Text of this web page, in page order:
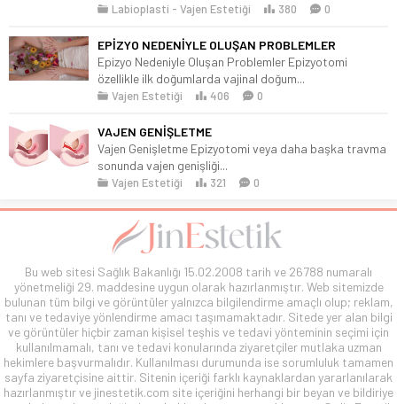
Labioplasti Vajen Estetiği 380 0
EPİZYO NEDENİYLE OLUŞAN PROBLEMLER
Epizyo Nedeniyle Oluşan Problemler Epizyotomi
özellikle ilk doğumlarda vajinal doğum...
Vajen Estetiği 406 0
VAJEN GENİŞLETME
Vajen Genişletme Epizyotomi veya daha başka travma
sonunda vajen genişliği...
Vajen Estetiği 321 0
Bu web sitesi Sağlık Bakanlığı 15.02.2008 tarih ve 26788 numaralı
yönetmeliği 29. maddesine uygun olarak hazırlanmıştır. Web sitemizde
bulunan tüm bilgi ve görüntüler yalnızca bilgilendirme amaçlı olup; reklam,
tanı ve tedaviye yönlendirme amacı taşımamaktadır. Sitede yer alan bilgi
ve görüntüler hiçbir zaman kişisel teşhis ve tedavi yönteminin seçimi için
kullanılmamalı, tanı ve tedavi konularında ziyaretçiler mutlaka uzman
hekimlere başvurmalıdır. Kullanılması durumunda ise sorumluluk tamamen
sayfa ziyaretçisine aittir. Sitenin içeriği farklı kaynaklardan yararlanılarak
hazırlanmıştır ve jinestetik.com site içeriğini herhangi bir beyan ve bildiriye